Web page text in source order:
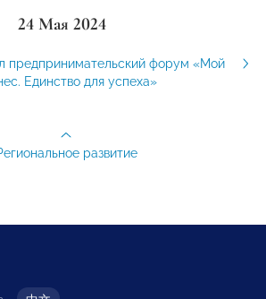
24 Мая 2024
предпринимательский форум «Мой
Единство для успеха»
развитие